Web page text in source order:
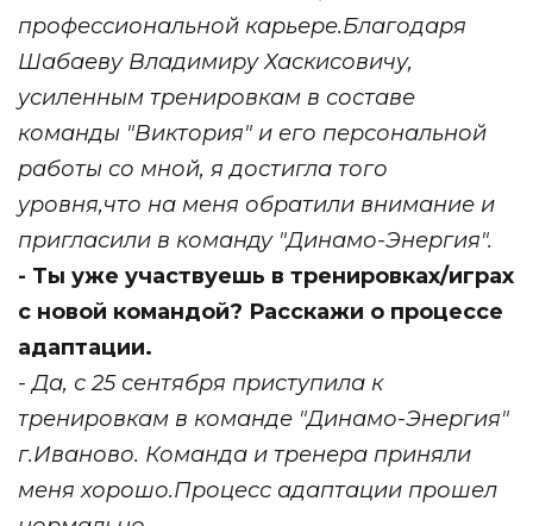
профессиональной карьере.Благодаря
Шабаеву Владимиру Хаскисовичу,
усиленным тренировкам в составе
команды "Виктория" и его персональной
работы со мной, я достигла того
уровня,что на меня обратили внимание и
пригласили в команду "Динамо-Энергия".
- Ты уже участвуешь в тренировках/играх
с новой командой? Расскажи о процессе
адаптации.
- Да, с 25 сентября приступила к
тренировкам в команде "Динамо-Энергия"
г.Иваново. Команда и тренера приняли
меня хорошо.Процесс адаптации прошел